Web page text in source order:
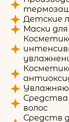
Детские
Маски для
Средства
волос
Средств